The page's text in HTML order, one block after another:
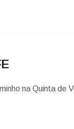
na Quinta de